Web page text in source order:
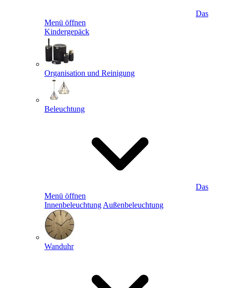
Das
Menü öffnen
Kindergepäck
Organisation und Reinigung
Beleuchtung
Das
Menü öffnen
Innenbeleuchtung Außenbeleuchtung
Wanduhr